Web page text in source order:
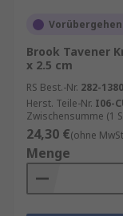
Brook Tavener
x 2.5 cm
RS Best.-Nr. 282-1380
Herst. Teile-Nr. I06-
Zwischensumme (1
24,30 €(ohne
Menge